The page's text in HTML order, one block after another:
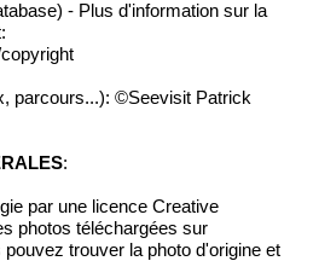
- Plus d'information sur la
parcours...): ©Seevisit Patrick
:
par une licence Creative
photos téléchargées sur
trouver la photo d'origine et